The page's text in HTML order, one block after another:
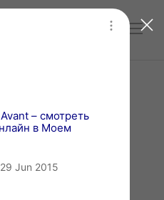
– смотреть
в Моем
views
29 Jun 2015